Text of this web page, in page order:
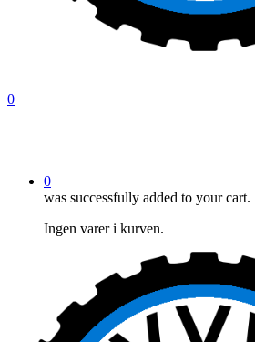
0
0
was successfully added to your cart.
Ingen varer i kurven.